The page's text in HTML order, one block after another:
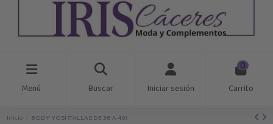
Menú Buscar Iniciar sesión
0
Carrito
Inicio BODY YOSI (TALLAS DE 36 A 40)